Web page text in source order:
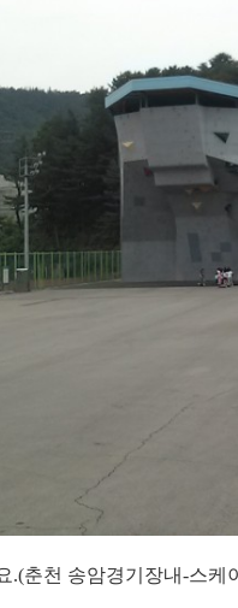
.(춘천 송암경기장내-스케